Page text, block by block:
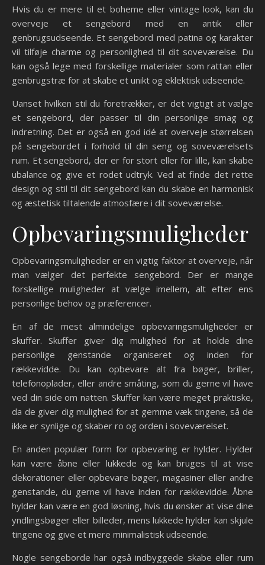
Hvis du er mere til et boheme eller vintage look, kan du
overveje et sengebord med en antik eller
genbrugsudseende. Et sengebord med patina og karakter
vil tilføje charme og personlighed til dit soveværelse. Du
kan også lege med forskellige materialer som rattan eller
genbrugstræ for at skabe et unikt og eklektisk udseende.
Uanset hvilken stil du foretrækker, er det vigtigt at vælge
et sengebord, der passer til din personlige smag og
indretning. Det er også en god idé at overveje størrelsen
på sengebordet i forhold til din seng og soveværelsets
rum. Et sengebord, der er for stort eller for lille, kan skabe
ubalance og give et rodet udtryk. Ved at finde det rette
design og stil til dit sengebord kan du skabe en harmonisk
og æstetisk tiltalende atmosfære i dit soveværelse.
Opbevaringsmuligheder
Opbevaringsmuligheder er en vigtig faktor at overveje, når
man vælger det perfekte sengebord. Der er mange
forskellige muligheder at vælge imellem, alt efter ens
personlige behov og præferencer.
En af de mest almindelige opbevaringsmuligheder er
skuffer. Skuffer giver dig mulighed for at holde dine
personlige genstande organiseret og inden for
rækkevidde. Du kan opbevare alt fra bøger, briller,
telefonoplader, eller andre småting, som du gerne vil have
ved din side om natten. Skuffer kan være meget praktiske,
da de giver dig mulighed for at gemme væk tingene, så de
ikke er synlige og skaber ro og orden i soveværelset.
En anden populær form for opbevaring er hylder. Hylder
kan være åbne eller lukkede og kan bruges til at vise
dekorationer eller opbevare bøger, magasiner eller andre
genstande, du gerne vil have inden for rækkevidde. Åbne
hylder kan være en god løsning, hvis du ønsker at vise dine
yndlingsbøger eller billeder, mens lukkede hylder kan skjule
tingene og give et mere minimalistisk udseende.
Nogle sengeborde har også indbyggede skabe eller rum